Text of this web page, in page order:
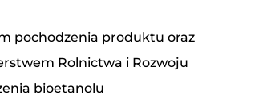
pochodzenia produktu oraz
Rolnictwa i Rozwoju
bioetanolu